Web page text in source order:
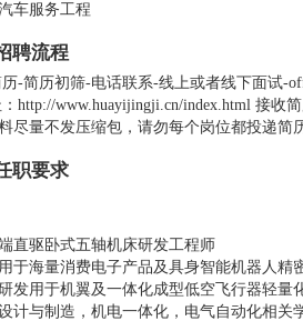
车服务工程
聘流程
-简历初筛-电话联系-线上或者线下面试-
http://www.huayijingji.cn/index.html 接收
尽量不发压缩包，请勿每个岗位都投递简
职要求
直驱卧式五轴机床研发工程师
于海量消费电子产品及具身智能机器人
发用于机翼及一体化成型低空飞行器轻量
计与制造，机电一体化，电气自动化相关